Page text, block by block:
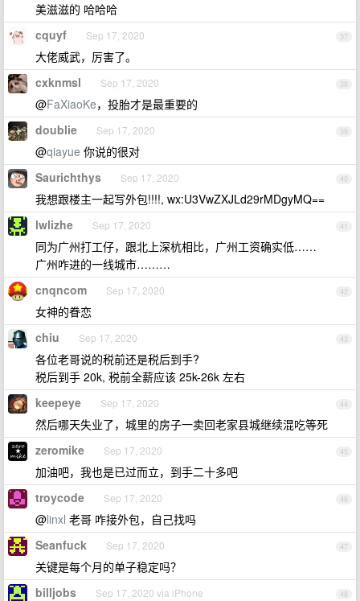
美滋滋的 哈哈哈
37
cquyf Sep 17, 2020
大佬威武，厉害了。
38
cxknmsl Sep 17, 2020
@FaXiaoKe，投胎才是最重要的
39
doublie Sep 17, 2020
@qiayue 你说的很对
40
Saurichthys Sep 17, 2020
我想跟楼主一起写外包!!!!, wx:U3VwZXJLd29rMDgyMQ==
41
lwlizhe Sep 17, 2020
同为广州打工仔，跟北上深杭相比，广州工资确实低……
广州咋进的一线城市………
42
cnqncom Sep 17, 2020
女神的眷恋
43
chiu Sep 17, 2020
各位老哥说的税前还是税后到手?
税后到手 20k, 税前全薪应该 25k-26k 左右
44
keepeye Sep 17, 2020
然后哪天失业了，城里的房子一卖回老家县城继续混吃等死
45
zeromike Sep 17, 2020
加油吧，我也是已过而立，到手二十多吧
46
troycode Sep 17, 2020
@linxl 老哥 咋接外包，自己找吗
47
Seanfuck Sep 17, 2020
关键是每个月的单子稳定吗？
48
billjobs Sep 17, 2020 via iPhone